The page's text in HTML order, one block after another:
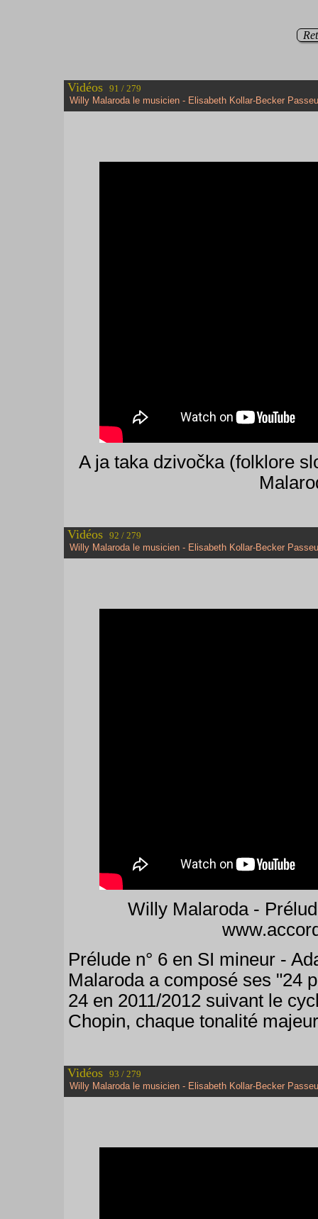
Vidéos 91 / 279
Willy Malaroda le musicien - Elisabeth Kollar-Becker
A ja taka dzivočka (folklore
Vidéos 92 / 279
Willy Malaroda le musicien - Elisabeth Kollar-Becker
Willy Malaroda -
Prélude n° 6 en SI mineur -
Malaroda a composé ses "24
24 en 2011/2012 suivant le
Chopin, chaque tonalité
Vidéos 93 / 279
Willy Malaroda le musicien - Elisabeth Kollar-Becker